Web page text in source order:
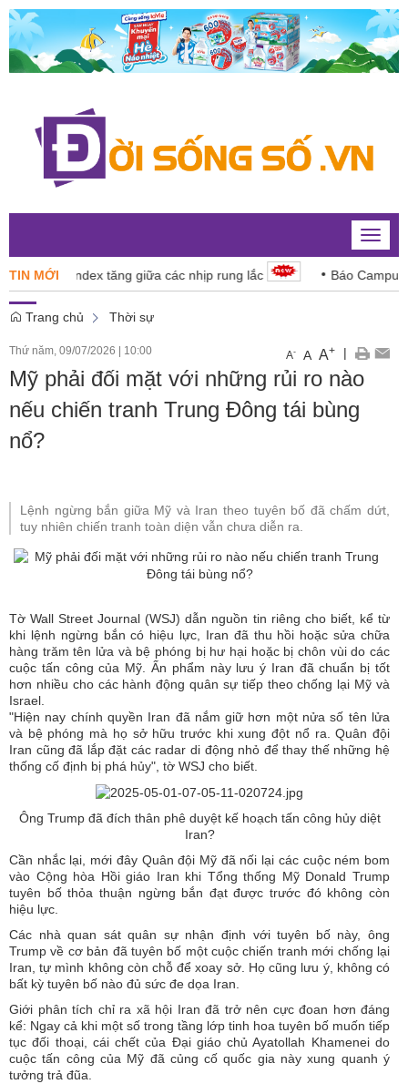
Toggle
TIN MỚI
VN-Index tăng giữa các nhịp rung lắc Báo Campuchia
Trang chủ Thời sự
Thứ năm, 09/07/2026 | 10:00 A- A A+ |
Mỹ phải đối mặt với những rủi ro nào
nếu chiến tranh Trung Đông tái bùng
nổ?
Lệnh ngừng bắn giữa Mỹ và Iran theo tuyên bố đã chấm dứt,
tuy nhiên chiến tranh toàn diện vẫn chưa diễn ra.
Tờ Wall Street Journal (WSJ) dẫn nguồn tin riêng cho biết, kể từ
khi lệnh ngừng bắn có hiệu lực, Iran đã thu hồi hoặc sửa chữa
hàng trăm tên lửa và bệ phóng bị hư hại hoặc bị chôn vùi do các
cuộc tấn công của Mỹ. Ấn phẩm này lưu ý Iran đã chuẩn bị tốt
hơn nhiều cho các hành động quân sự tiếp theo chống lại Mỹ và
Israel.
"Hiện nay chính quyền Iran đã nắm giữ hơn một nửa số tên lửa
và bệ phóng mà họ sở hữu trước khi xung đột nổ ra. Quân đội
Iran cũng đã lắp đặt các radar di động nhỏ để thay thế những hệ
thống cố định bị phá hủy", tờ WSJ cho biết.
Ông Trump đã đích thân phê duyệt kế hoạch tấn công hủy diệt
Iran?
Cần nhắc lại, mới đây Quân đội Mỹ đã nối lại các cuộc ném bom
vào Cộng hòa Hồi giáo Iran khi Tổng thống Mỹ Donald Trump
tuyên bố thỏa thuận ngừng bắn đạt được trước đó không còn
hiệu lực.
Các nhà quan sát quân sự nhận định với tuyên bố này, ông
Trump về cơ bản đã tuyên bố một cuộc chiến tranh mới chống lại
Iran, tự mình không còn chỗ để xoay sở. Họ cũng lưu ý, không có
bất kỳ tuyên bố nào đủ sức đe dọa Iran.
Giới phân tích chỉ ra xã hội Iran đã trở nên cực đoan hơn đáng
kể: Ngay cả khi một số trong tầng lớp tinh hoa tuyên bố muốn tiếp
tục đối thoại, cái chết của Đại giáo chủ Ayatollah Khamenei do
cuộc tấn công của Mỹ đã củng cố quốc gia này xung quanh ý
tưởng trả đũa.